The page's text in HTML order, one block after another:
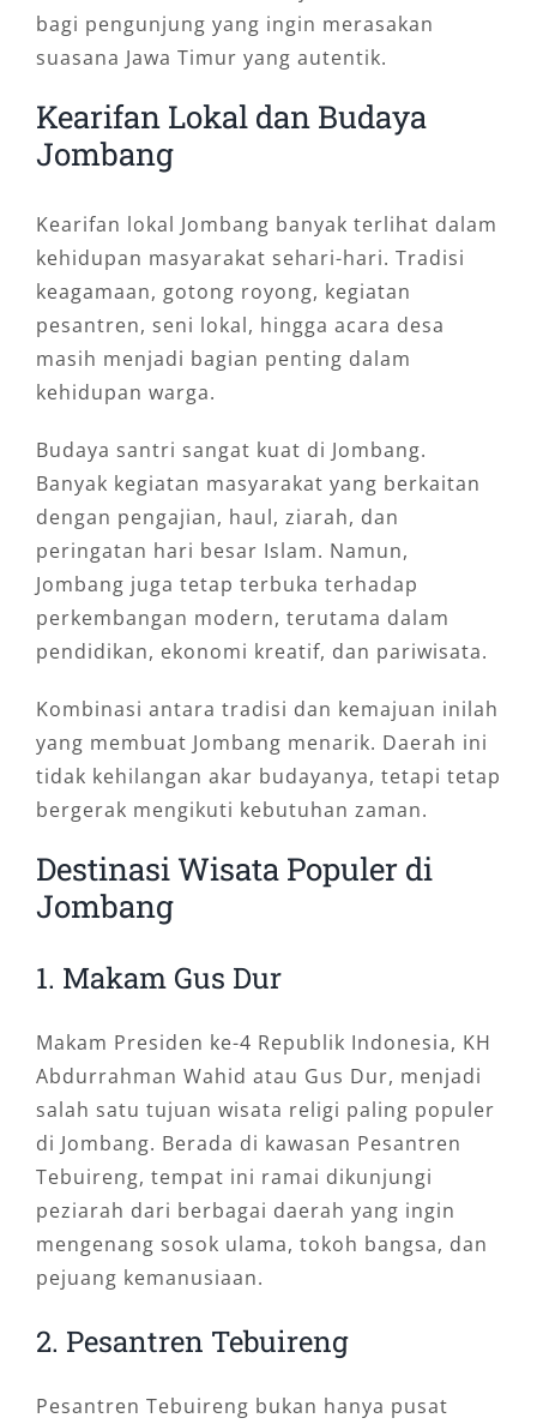
bagi pengunjung yang ingin merasakan
suasana Jawa Timur yang autentik.
Kearifan Lokal dan Budaya
Jombang
Kearifan lokal Jombang banyak terlihat dalam
kehidupan masyarakat sehari-hari. Tradisi
keagamaan, gotong royong, kegiatan
pesantren, seni lokal, hingga acara desa
masih menjadi bagian penting dalam
kehidupan warga.
Budaya santri sangat kuat di Jombang.
Banyak kegiatan masyarakat yang berkaitan
dengan pengajian, haul, ziarah, dan
peringatan hari besar Islam. Namun,
Jombang juga tetap terbuka terhadap
perkembangan modern, terutama dalam
pendidikan, ekonomi kreatif, dan pariwisata.
Kombinasi antara tradisi dan kemajuan inilah
yang membuat Jombang menarik. Daerah ini
tidak kehilangan akar budayanya, tetapi tetap
bergerak mengikuti kebutuhan zaman.
Destinasi Wisata Populer di
Jombang
1. Makam Gus Dur
Makam Presiden ke-4 Republik Indonesia, KH
Abdurrahman Wahid atau Gus Dur, menjadi
salah satu tujuan wisata religi paling populer
di Jombang. Berada di kawasan Pesantren
Tebuireng, tempat ini ramai dikunjungi
peziarah dari berbagai daerah yang ingin
mengenang sosok ulama, tokoh bangsa, dan
pejuang kemanusiaan.
2. Pesantren Tebuireng
Pesantren Tebuireng bukan hanya pusat